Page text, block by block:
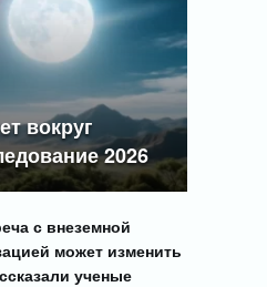
вокруг
2026
с внеземной
может изменить
ученые